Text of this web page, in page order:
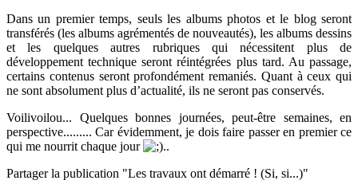
Dans un premier temps, seuls les albums photos et le blog seront
transférés (les albums agrémentés de nouveautés), les albums dessins
et les quelques autres rubriques qui nécessitent plus de
développement technique seront réintégrées plus tard. Au passage,
certains contenus seront profondément remaniés. Quant à ceux qui
ne sont absolument plus d’actualité, ils ne seront pas conservés.
Voilivoilou... Quelques bonnes journées, peut-être semaines, en
perspective......... Car évidemment, je dois faire passer en premier ce
qui me nourrit chaque jour
..
Partager la publication "Les travaux ont démarré ! (Si, si...)"